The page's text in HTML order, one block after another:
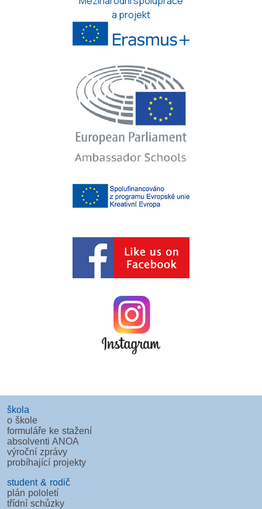
a projekt
škola
o škole
formuláře ke stažení
absolventi ANOA
výroční zprávy
probíhající projekty
student & rodič
plán pololetí
třídní schůzky